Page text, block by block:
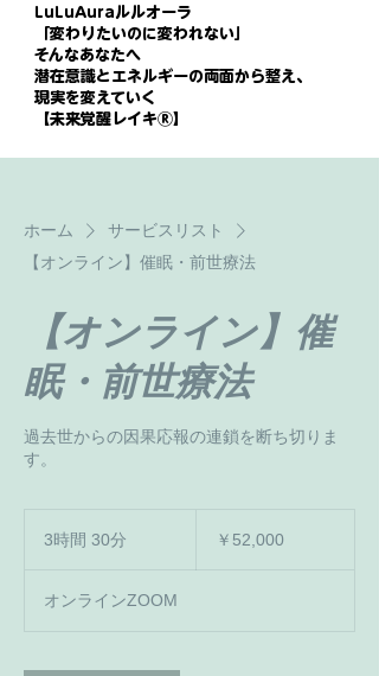
LuLuAuraルルオーラ
「変わりたいのに変われない」
そんなあなたへ
潜在意識とエネルギーの両面から整え、
現実を変えていく
【未来覚醒レイキⓇ】
ホーム
サービスリスト
【オンライン】催眠・前世療法
【オンライン】催
眠・前世療法
過去世からの因果応報の連鎖を断ち切りま
す。
3時間 30分
3
￥52,000
オンラインZOOM